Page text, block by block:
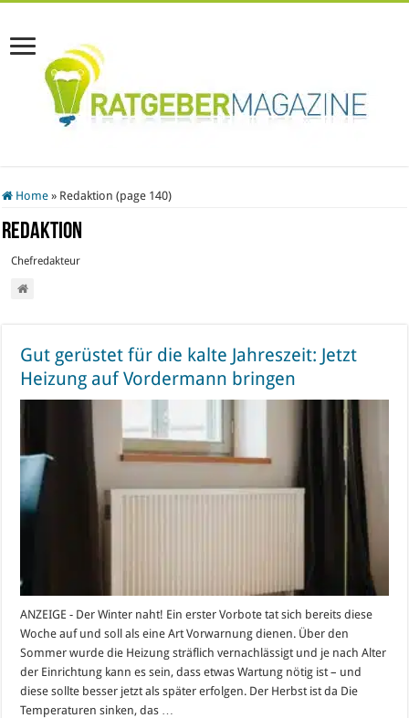
Home » Redaktion (page 140)
Redaktion
Chefredakteur
Gut gerüstet für die kalte Jahreszeit: Jetzt
Heizung auf Vordermann bringen
ANZEIGE - Der Winter naht! Ein erster Vorbote tat sich bereits diese
Woche auf und soll als eine Art Vorwarnung dienen. Über den
Sommer wurde die Heizung sträflich vernachlässigt und je nach Alter
der Einrichtung kann es sein, dass etwas Wartung nötig ist – und
diese sollte besser jetzt als später erfolgen. Der Herbst ist da Die
Temperaturen sinken, das …